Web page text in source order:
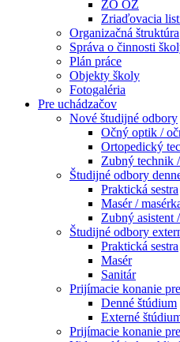
ZO OZ
Zriaďovacia
Organizačná štruktúra
Správa o činnosti
Plán práce
Objekty školy
Fotogaléria
Pre uchádzačov
Nové študijné odbory
Očný optik /
Ortopedický
Zubný technik
Študijné odbory
Praktická sestra
Masér /
Zubný asistent
Študijné odbory
Praktická sestra
Masér
Sanitár
Prijímacie konanie
Denné štúdium
Externé
Prijímacie konanie